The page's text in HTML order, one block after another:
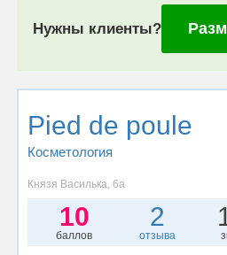
Нужны клиенты?
Pied de poule
Косметология
Князя Василька, 6а
10
баллов
2
отзыва